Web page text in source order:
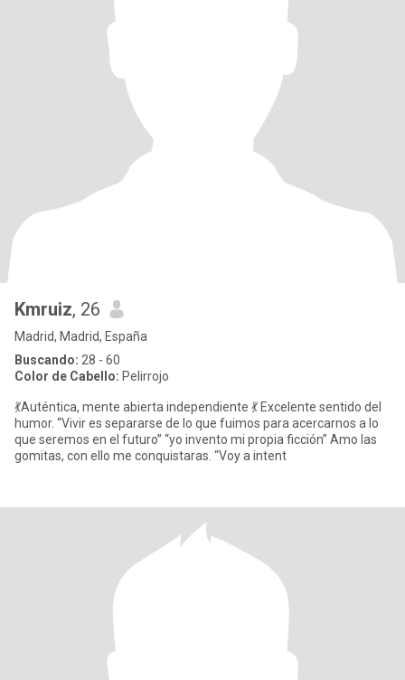
Kmruiz, 26
Madrid, Madrid, España
Buscando: 28 - 60
Color de Cabello: Pelirrojo
💃Auténtica, mente abierta independiente 💃 Excelente sentido del
humor. “Vivir es separarse de lo que fuimos para acercarnos a lo
que seremos en el futuro” “yo invento mi propia ficción” Amo las
gomitas, con ello me conquistaras. “Voy a intent